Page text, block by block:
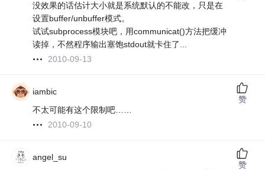
没效果的话估计大小就是系统默认的不能改，只是在
设置buffer/unbuffer模式。
试试subprocess模块吧，用communicat()方法把缓冲
读掉，不然程序输出塞饱stdout就卡住了...
2010-09-13
iambic
不太可能有这个限制吧……
2010-09-10
赞
angel_su
赞